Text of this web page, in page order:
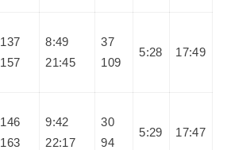
137
157
8:49
21:45
37
109
5:28 17:49
146
163
9:42
22:17
30
94
5:29 17:47